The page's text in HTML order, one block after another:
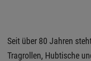
Seit über 80 Jahren
Tragrollen, Hubtische